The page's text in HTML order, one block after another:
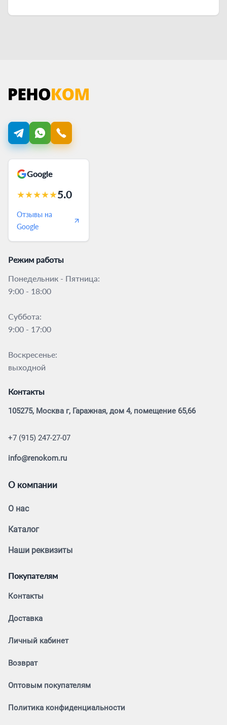
Google
★★★★★5.0
Отзывы на
Google
Режим работы
Понедельник - Пятница:
9:00 - 18:00
Суббота:
9:00 - 17:00
Воскресенье:
выходной
Контакты
105275, Москва г, Гаражная, дом 4, помещение 65,66
+7 (915) 247-27-07
info@renokom.ru
О компании
О нас
Каталог
Наши реквизиты
Покупателям
Контакты
Доставка
Личный кабинет
Возврат
Оптовым покупателям
Политика конфиденциальности